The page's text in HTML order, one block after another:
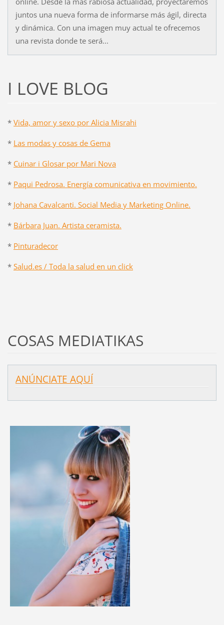
juntos una nueva forma de informarse más ágil, directa
y dinámica. Con una imagen muy actual te ofrecemos
una revista donde te será...
I LOVE BLOG
* Vida, amor y sexo por Alicia Misrahi
* Las modas y cosas de Gema
* Cuinar i Glosar por Mari Nova
* Paqui Pedrosa. Energía comunicativa en movimiento.
* Johana Cavalcanti. Social Media y Marketing Online.
* Bárbara Juan. Artista ceramista.
* Pinturadecor
* Salud.es / Toda la salud en un click
COSAS MEDIATIKAS
ANÚNCIATE AQUÍ